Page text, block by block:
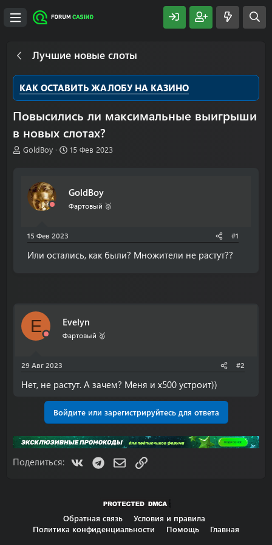
Лучшие новые слоты
КАК ОСТАВИТЬ ЖАЛОБУ НА КАЗИНО
Повысились ли максимальные выигрыши
в новых слотах?
А
ы
GoldBoy
Д
н
а
15 Фев 2023
GoldBoy
Фартовый 🥈
15 Фев 2023 #1
Или остались, как были? Множители не растут??
E Evelyn
Фартовый 🥈
29 Авг 2023 #2
Нет, не растут. А зачем? Меня и х500 устроит))
Войдите или зарегистрируйтесь для ответа
Поделиться: VK TelegramЭлектронная почта
Ссылка
Обратная связь
Условия и правила
Политика конфиденциальности
Помощь Главная